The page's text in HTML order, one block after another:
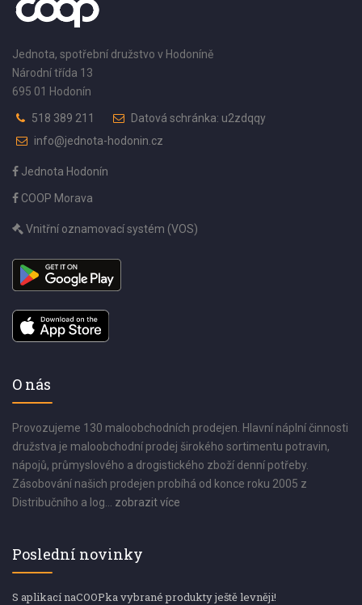
Jednota, spotřební družstvo v Hodoníně
Národní třída 13
695 01 Hodonín
518 389 211
Datová schránka: u2zdqqy
info@jednota-hodonin.cz
Jednota Hodonín
COOP Morava
Vnitřní oznamovací systém (VOS)
O nás
Provozujeme 130 maloobchodních prodejen. Hlavní náplní činnosti
družstva je maloobchodní prodej širokého sortimentu potravin,
nápojů, průmyslového a drogistického zboží denní potřeby.
Zásobování našich prodejen probíhá od konce roku 2005 z
Distribučního a log... zobrazit více
Poslední novinky
S aplikací naCOOPka vybrané produkty ještě levněji!